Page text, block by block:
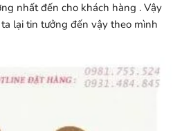
nhất đến cho khách hàng . Vậy
lại tin tưởng đến vậy theo mình